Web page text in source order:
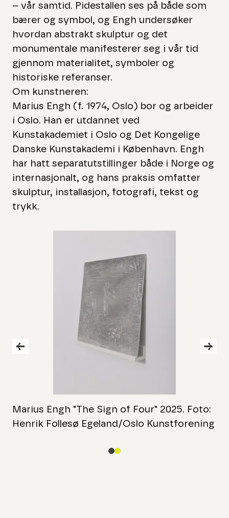
– vår samtid. Pidestallen ses på både som
bærer og symbol, og Engh undersøker
hvordan abstrakt skulptur og det
monumentale manifesterer seg i vår tid
gjennom materialitet, symboler og
historiske referanser.
Om kunstneren:
Marius Engh (f. 1974, Oslo) bor og arbeider
i Oslo. Han er utdannet ved
Kunstakademiet i Oslo og Det Kongelige
Danske Kunstakademi i København. Engh
har hatt separatutstillinger både i Norge og
internasjonalt, og hans praksis omfatter
skulptur, installasjon, fotografi, tekst og
trykk.
Marius Engh "The Sign of Four" 2025. Foto:
Henrik Follesø Egeland/Oslo Kunstforening
Skip to previous slide page